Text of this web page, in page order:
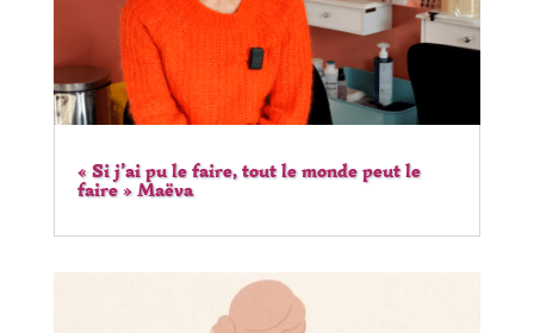
« Si j’ai pu le faire, tout le monde peut le
faire » Maëva